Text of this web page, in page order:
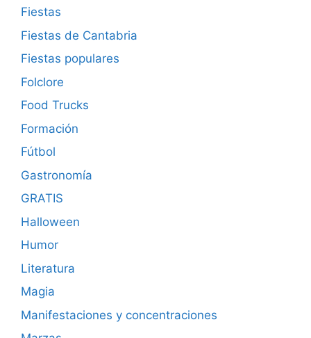
Fiestas
Fiestas de Cantabria
Fiestas populares
Folclore
Food Trucks
Formación
Fútbol
Gastronomía
GRATIS
Halloween
Humor
Literatura
Magia
Manifestaciones y concentraciones